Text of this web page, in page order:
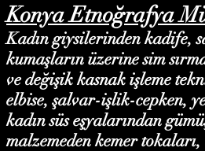
Konya Etnoğrafya
Kadın giysilerinden kadife,
kumaşların üzerine sim
ve değişik kasnak işleme
elbise, şalvar-işlik-cepken,
kadın süs eşyalarından
malzemeden kemer